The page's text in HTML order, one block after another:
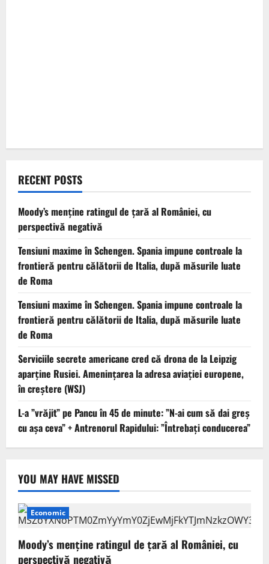
RECENT POSTS
Moody’s menține ratingul de țară al României, cu
perspectivă negativă
Tensiuni maxime în Schengen. Spania impune controale la
frontieră pentru călătorii de Italia, după măsurile luate
de Roma
Tensiuni maxime în Schengen. Spania impune controale la
frontieră pentru călătorii de Italia, după măsurile luate
de Roma
Serviciile secrete americane cred că drona de la Leipzig
aparține Rusiei. Amenințarea la adresa aviației europene,
în creștere (WSJ)
L-a ”vrăjit” pe Pancu în 45 de minute: ”N-ai cum să dai greș
cu așa ceva” + Antrenorul Rapidului: ”Întrebați conducerea”
YOU MAY HAVE MISSED
Economic
Moody’s menține ratingul de țară al României, cu
perspectivă negativă